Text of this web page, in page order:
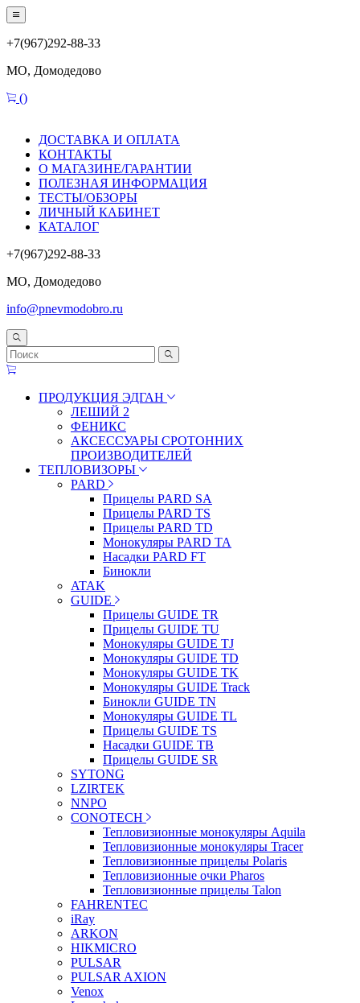
+7(967)292-88-33
МО, Домодедово
()
ДОСТАВКА И ОПЛАТА
КОНТАКТЫ
О МАГАЗИНЕ/ГАРАНТИИ
ПОЛЕЗНАЯ ИНФОРМАЦИЯ
ТЕСТЫ/ОБЗОРЫ
ЛИЧНЫЙ КАБИНЕТ
КАТАЛОГ
+7(967)292-88-33
МО, Домодедово
info@pnevmodobro.ru
ПРОДУКЦИЯ ЭДГАН
ЛЕШИЙ 2
ФЕНИКС
АКСЕССУАРЫ СРОТОННИХ
ПРОИЗВОДИТЕЛЕЙ
ТЕПЛОВИЗОРЫ
PARD
Прицелы PARD SA
Прицелы PARD TS
Прицелы PARD TD
Монокуляры PARD TA
Насадки PARD FT
Бинокли
ATAK
GUIDE
Прицелы GUIDE TR
Прицелы GUIDE TU
Монокуляры GUIDE TJ
Монокуляры GUIDE TD
Монокуляры GUIDE TK
Монокуляры GUIDE Track
Бинокли GUIDE TN
Монокуляры GUIDE TL
Прицелы GUIDE TS
Насадки GUIDE TB
Прицелы GUIDE SR
SYTONG
LZIRTEK
NNPO
CONOTECH
Тепловизионные монокуляры Aquila
Тепловизионные монокуляры Tracer
Тепловизионные прицелы Polaris
Тепловизионные очки Pharos
Тепловизионные прицелы Talon
FAHRENTEC
iRay
ARKON
HIKMICRO
PULSAR
PULSAR AXION
Venox